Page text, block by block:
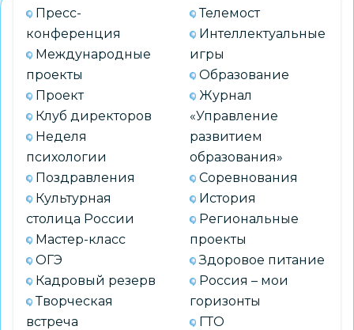
старшеклассников
встретились
с
начальником
департамента
образования
Пресс-
конференция
Международные
проекты
Проект
Клуб директоров
Неделя
психологии
Поздравления
Культурная
столица России
Мастер-класс
ОГЭ
Кадровый резерв
Творческая
встреча
Телемост
Интеллектуальные
игры
Образование
Журнал
«Управление
развитием
образования»
Соревнования
История
Региональные
проекты
Здоровое питание
Россия – мои
горизонты
ГТО